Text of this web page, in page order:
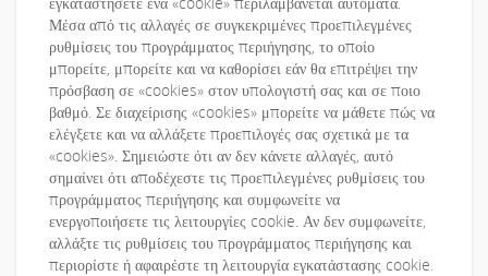
Μέσα από τις αλλαγές σε συγκεκριμένες προεπιλεγμένες
ρυθμίσεις του προγράμματος περιήγησης, το οποίο
μπορείτε, μπορείτε και να καθορίσει εάν θα επιτρέψει την
πρόσβαση σε «cookies» στον υπολογιστή σας και σε ποιο
βαθμό. Σε διαχείρισης «cookies» μπορείτε να μάθετε πώς να
ελέγξετε και να αλλάξετε προεπιλογές σας σχετικά με τα
«cookies». Σημειώστε ότι αν δεν κάνετε αλλαγές, αυτό
σημαίνει ότι αποδέχεστε τις προεπιλεγμένες ρυθμίσεις του
προγράμματος περιήγησης και συμφωνείτε να
ενεργοποιήσετε τις λειτουργίες cookie. Αν δεν συμφωνείτε,
αλλάξτε τις ρυθμίσεις του προγράμματος περιήγησης και
περιορίστε ή αφαιρέστε τη λειτουργία εγκατάστασης cookie.